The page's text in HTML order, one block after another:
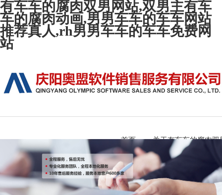
有车车的腐肉双男网站,双男主有车
车的腐肉动画,男男车车的车车网站
推荐真人,rh男男车车的车车免费网
站
首页 关于有车车的腐肉双